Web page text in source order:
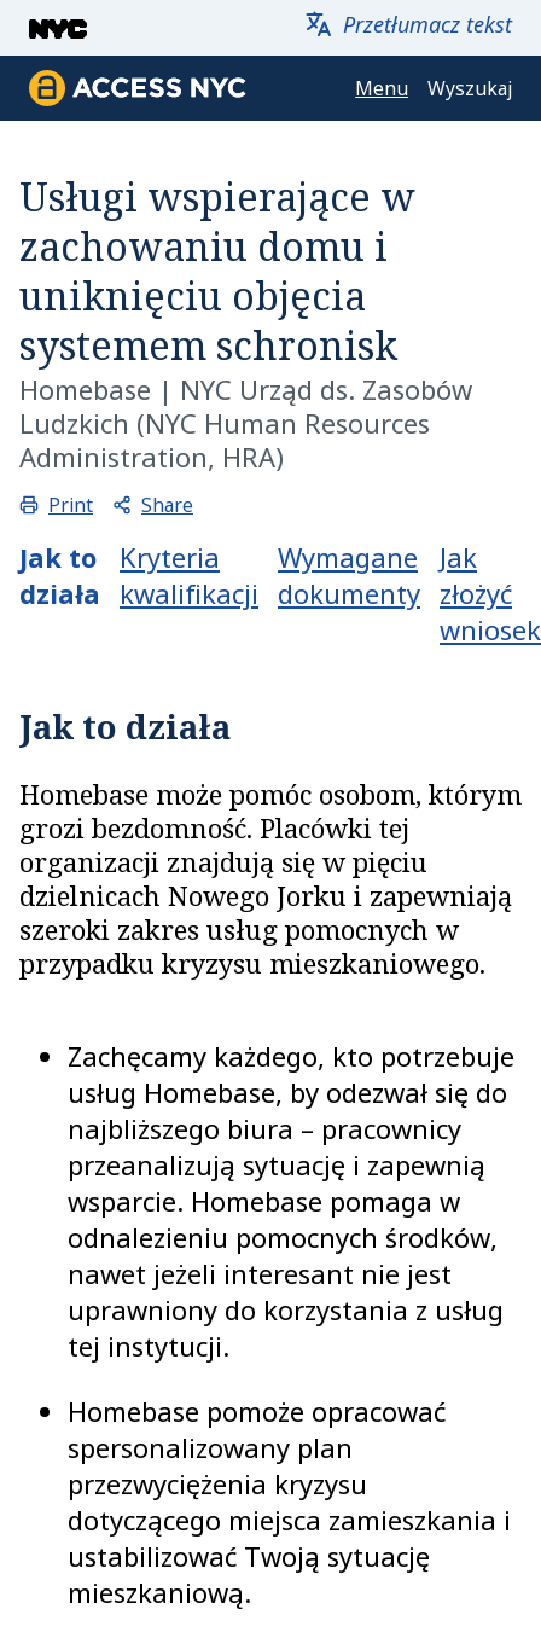
Przejdź do głównej zawartościPrzetłumacz tekst
ACCESS NYC
Menu Wyszukaj
Usługi wspierające w
zachowaniu domu i
uniknięciu objęcia
systemem schronisk
Homebase | NYC Urząd ds. Zasobów
Ludzkich (NYC Human Resources
Administration, HRA)
Print Share
Jak to
działa
Kryteria
kwalifikacji
Wymagane
dokumenty
Jak
złożyć
wniosek
Jak to działa
Homebase może pomóc osobom, którym
grozi bezdomność. Placówki tej
organizacji znajdują się w pięciu
dzielnicach Nowego Jorku i zapewniają
szeroki zakres usług pomocnych w
przypadku kryzysu mieszkaniowego.
Zachęcamy każdego, kto potrzebuje
usług Homebase, by odezwał się do
najbliższego biura – pracownicy
przeanalizują sytuację i zapewnią
wsparcie. Homebase pomaga w
odnalezieniu pomocnych środków,
nawet jeżeli interesant nie jest
uprawniony do korzystania z usług
tej instytucji.
Homebase pomoże opracować
spersonalizowany plan
przezwyciężenia kryzysu
dotyczącego miejsca zamieszkania i
ustabilizować Twoją sytuację
mieszkaniową.